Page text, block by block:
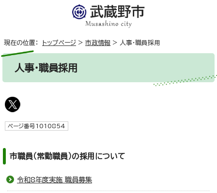
現在の位置： トップページ > 市政情報 > 人事・職員採用
人事・職員採用
ページ番号1010854
市職員（常勤職員）の採用について
令和8年度実施 職員募集